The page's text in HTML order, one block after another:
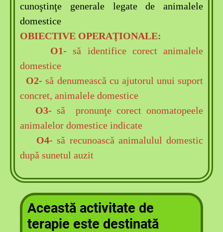
cunoştinţe generale legate de animalele
domestice
OBIECTIVE OPERAŢIONALE:
O1- să identifice corect animalele
domestice
O2- să denumească cu ajutorul unui suport
concret, animalele domestice
O3- să pronunţe corect onomatopeele
animalelor domestice indicate
O4- să recunoască animalulul domestic
după sunetul auzit
Această activitate de
terapie este destinată